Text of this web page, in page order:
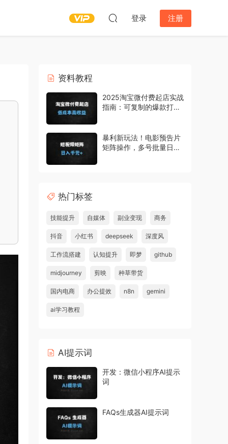
登录 注册
资料教程
2025淘宝微付费起店实战
指南：可复制的爆款打造
暴利新玩法！电影预告片
矩阵操作，多号批量日入
热门标签
技能提升 自媒体 副业变现 商务
抖音 小红书 deepseek 深度风
工作流搭建 认知提升 即梦 github
midjourney 剪映 种草带货
国内电商 办公提效 n8n gemini
ai学习教程
AI提示词
开发：微信小程序AI提示
词
FAQs生成器AI提示词